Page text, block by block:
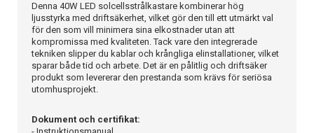
Denna 40W LED solcellsstrålkastare kombinerar hög
ljusstyrka med driftsäkerhet, vilket gör den till ett utmärkt val
för den som vill minimera sina elkostnader utan att
kompromissa med kvaliteten. Tack vare den integrerade
tekniken slipper du kablar och krångliga elinstallationer, vilket
sparar både tid och arbete. Det är en pålitlig och driftsäker
produkt som levererar den prestanda som krävs för seriösa
utomhusprojekt.
Dokument och certifikat: